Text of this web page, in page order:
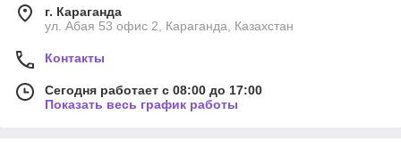
г. Караганда
ул. Абая 53 офис 2, Караганда, Казахстан
Контакты
Сегодня работает с 08:00 до 17:00
Показать весь график работы